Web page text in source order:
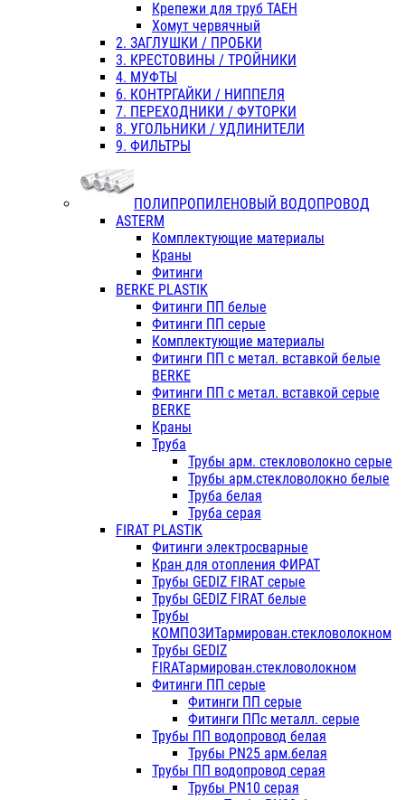
Крепежи для труб ТАЕН
Хомут червячный
2. ЗАГЛУШКИ / ПРОБКИ
3. КРЕСТОВИНЫ / ТРОЙНИКИ
4. МУФТЫ
6. КОНТРГАЙКИ / НИППЕЛЯ
7. ПЕРЕХОДНИКИ / ФУТОРКИ
8. УГОЛЬНИКИ / УДЛИНИТЕЛИ
9. ФИЛЬТРЫ
ПОЛИПРОПИЛЕНОВЫЙ ВОДОПРОВОД
ASTERM
Комплектующие материалы
Краны
Фитинги
BERKE PLASTIK
Фитинги ПП белые
Фитинги ПП серые
Комплектующие материалы
Фитинги ПП с метал. вставкой белые
BERKE
Фитинги ПП с метал. вставкой серые
BERKE
Краны
Труба
Трубы арм. стекловолокно серые
Трубы арм.стекловолокно белые
Труба белая
Труба серая
FIRAT PLASTIK
Фитинги электросварные
Кран для отопления ФИРАТ
Трубы GEDIZ FIRAT серые
Трубы GEDIZ FIRAT белые
Трубы
КОМПОЗИТармирован.стекловолокном
Трубы GEDIZ
FIRATармирован.стекловолокном
Фитинги ПП серые
Фитинги ПП серые
Фитинги ППс металл. серые
Трубы ПП водопровод белая
Трубы PN25 арм.белая
Трубы ПП водопровод серая
Трубы PN10 серая